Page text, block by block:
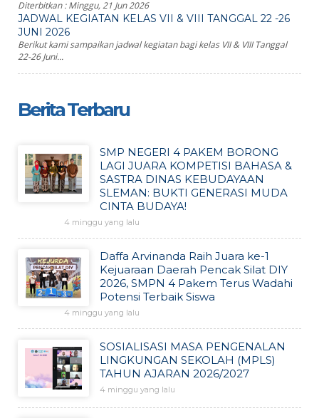
Diterbitkan :Minggu, 21 Jun 2026
JADWAL KEGIATAN KELAS VII & VIII TANGGAL 22 -26
JUNI 2026
Berikut kami sampaikan jadwal kegiatan bagi kelas VII & VIII Tanggal
22-26 Juni...
Berita Terbaru
SMP NEGERI 4 PAKEM BORONG
LAGI JUARA KOMPETISI BAHASA &
SASTRA DINAS KEBUDAYAAN
SLEMAN: BUKTI GENERASI MUDA
CINTA BUDAYA!
4 minggu yang lalu
Daffa Arvinanda Raih Juara ke-1
Kejuaraan Daerah Pencak Silat DIY
2026, SMPN 4 Pakem Terus Wadahi
Potensi Terbaik Siswa
4 minggu yang lalu
SOSIALISASI MASA PENGENALAN
LINGKUNGAN SEKOLAH (MPLS)
TAHUN AJARAN 2026/2027
4 minggu yang lalu